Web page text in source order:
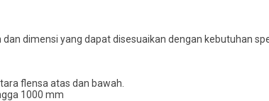
dimensi yang dapat disesuaikan dengan kebutuhan
flensa atas dan bawah.
1000 mm